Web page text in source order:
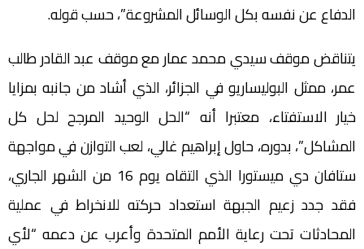
الدفاع عن نفسه بكل الوسائل المشروعة”، حسب قوله.
يتناقض موقف سيدي محمد عمار مع موقف عبد القادر طالب
عمر، ممثل البوليساريو في الجزائر، الذي أشاد من جانبه بمزايا
خيار الاستفتاء، معتبرا أنه “الحل الوحيد المرجح لحل كل
المشاكل”، بدوره، حاول إبراهيم غالي، لعب التوازن في مواجهة
ستافان دي ميستورا الذي التقاه يوم 16 من الشهر الجاري،
فقد جدد زعيم الجبهة استعداد حركته للانخراط في عملية
المحادثات تحت رعاية الأمم المتحدة وأعرب عن دعمه “لأي